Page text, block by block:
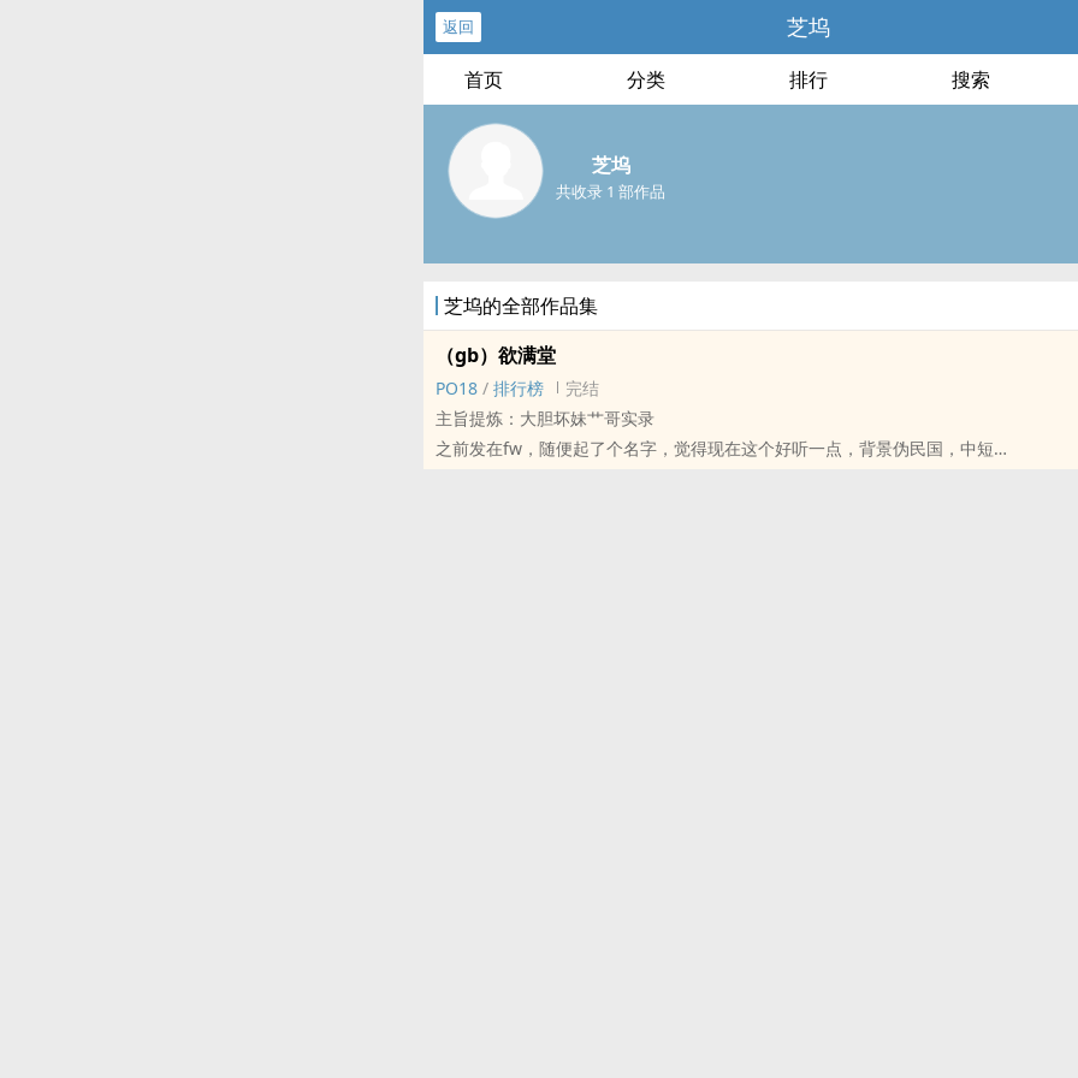
返回 芝坞
首页 分类 排行 搜索
芝坞
共收录 1 部作品
芝坞的全部作品集
（gb）欲满堂
‎‌‎P‌‍‎O‎‎1‎‍‌8‎‍ / 排行榜
完结
主旨提炼：大胆坏妹艹哥实录
之前发在fw，随便起了个名字，觉得现在这个好听一点，背景伪民国，中短